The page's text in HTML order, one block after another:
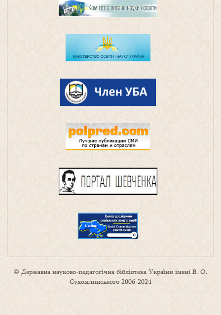
© Державна науково-педагогічна бібліотека України імені В. О.
Сухомлинського 2006-2024